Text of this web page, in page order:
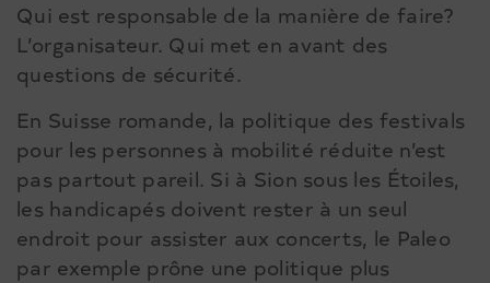
Qui est responsable de la manière de faire?
L’organisateur. Qui met en avant des
questions de sécurité.
En Suisse romande, la politique des festivals
pour les personnes à mobilité réduite n’est
pas partout pareil. Si à Sion sous les Étoiles,
les handicapés doivent rester à un seul
endroit pour assister aux concerts, le Paleo
par exemple prône une politique plus